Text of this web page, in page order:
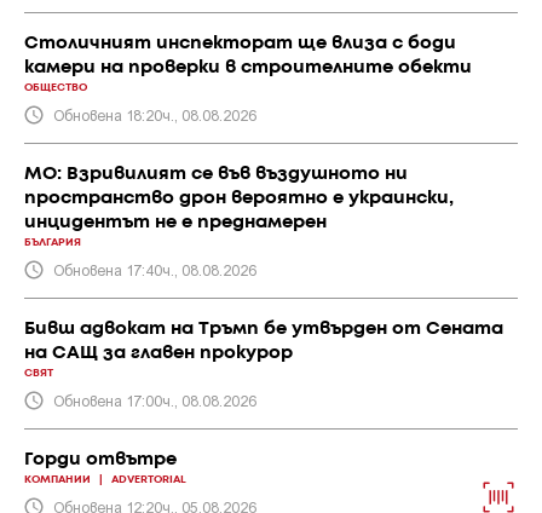
Столичният инспекторат ще влиза с боди
камери на проверки в строителните обекти
ОБЩЕСТВО
Обновена 18:20ч., 08.08.2026
МО: Взривилият се във въздушното ни
пространство дрон вероятно е украински,
инцидентът не е преднамерен
БЪЛГАРИЯ
Обновена 17:40ч., 08.08.2026
Бивш адвокат на Тръмп бе утвърден от Сената
на САЩ за главен прокурор
СВЯТ
Обновена 17:00ч., 08.08.2026
Горди отвътре
КОМПАНИИ ADVERTORIAL
Обновена 12:20ч., 05.08.2026